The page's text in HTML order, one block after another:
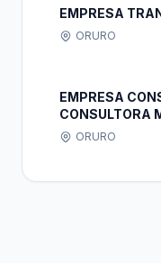
EMPRESA
ORURO
EMPRESA
CONSULTORA
"CAYBOL" S.R.L.
ORURO